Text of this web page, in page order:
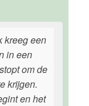
kreeg een
in een
om de
krijgen.
en het